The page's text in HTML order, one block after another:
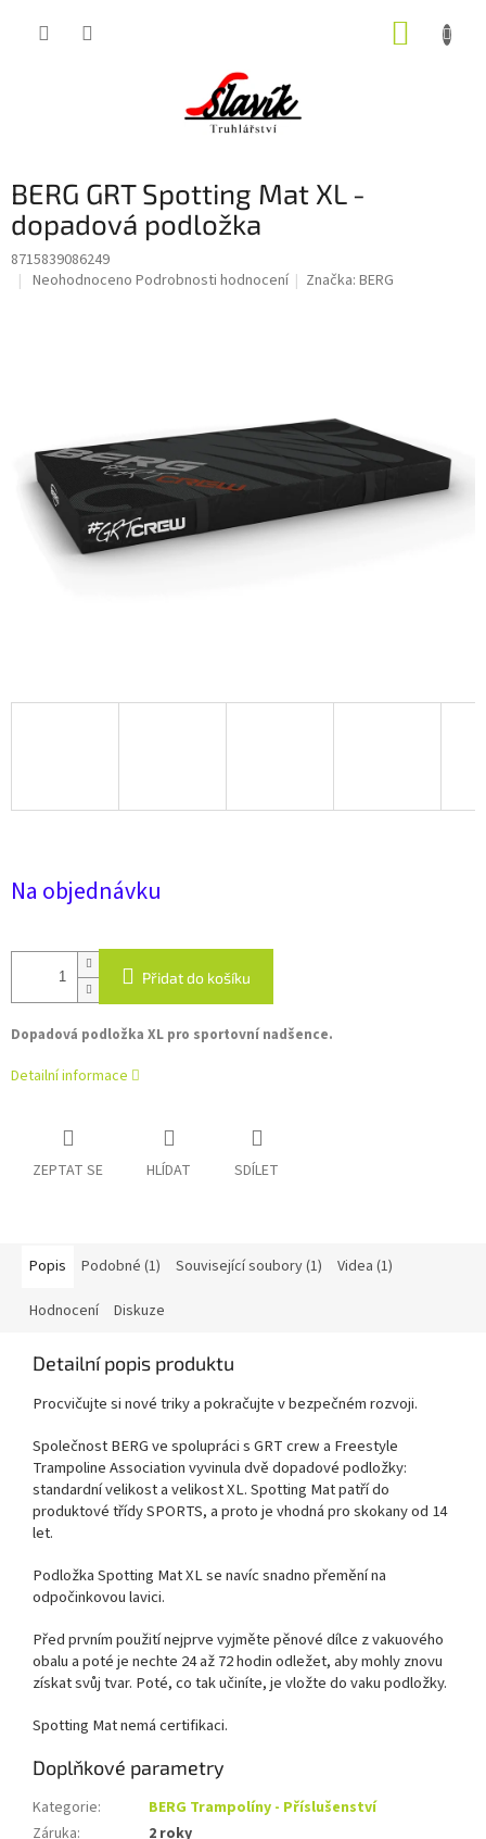
BERG GRT Spotting Mat XL -
dopadová podložka
8715839086249
Průměrné
Neohodnoceno Podrobnosti hodnocení Značka:BERG
Na objednávku
Přidat do košíku
Dopadová podložka XL pro sportovní nadšence.
Detailní informace
ZEPTAT SE HLÍDAT SDÍLET
Popis Podobné (1) Související soubory (1) Videa (1)
Hodnocení Diskuze
Detailní popis produktu
Procvičujte si nové triky a pokračujte v bezpečném rozvoji.
Společnost BERG ve spolupráci s GRT crew a Freestyle
Trampoline Association vyvinula dvě dopadové podložky:
standardní velikost a velikost XL. Spotting Mat patří do
produktové třídy SPORTS, a proto je vhodná pro skokany od 14
let.
Podložka Spotting Mat XL se navíc snadno přemění na
odpočinkovou lavici.
Před prvním použití nejprve vyjměte pěnové dílce z vakuového
obalu a poté je nechte 24 až 72 hodin odležet, aby mohly znovu
získat svůj tvar. Poté, co tak učiníte, je vložte do vaku podložky.
Spotting Mat nemá certifikaci.
Doplňkové parametry
Kategorie:
BERG Trampolíny - Příslušenství
Záruka:
2 roky